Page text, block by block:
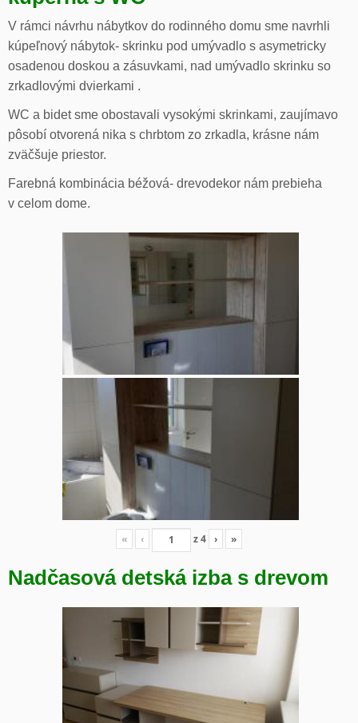
V rámci návrhu nábytkov do rodinného domu sme navrhli
kúpeľnový nábytok- skrinku pod umývadlo s asymetricky
osadenou doskou a zásuvkami, nad umývadlo skrinku so
zrkadlovými dvierkami .
WC a bidet sme obostavali vysokými skrinkami, zaujímavo
pôsobí otvorená nika s chrbtom zo zrkadla, krásne nám
zväčšuje priestor.
Farebná kombinácia béžová- drevodekor nám prebieha
v celom dome.
« ‹ z4 › »
Nadčasová detská izba s drevom